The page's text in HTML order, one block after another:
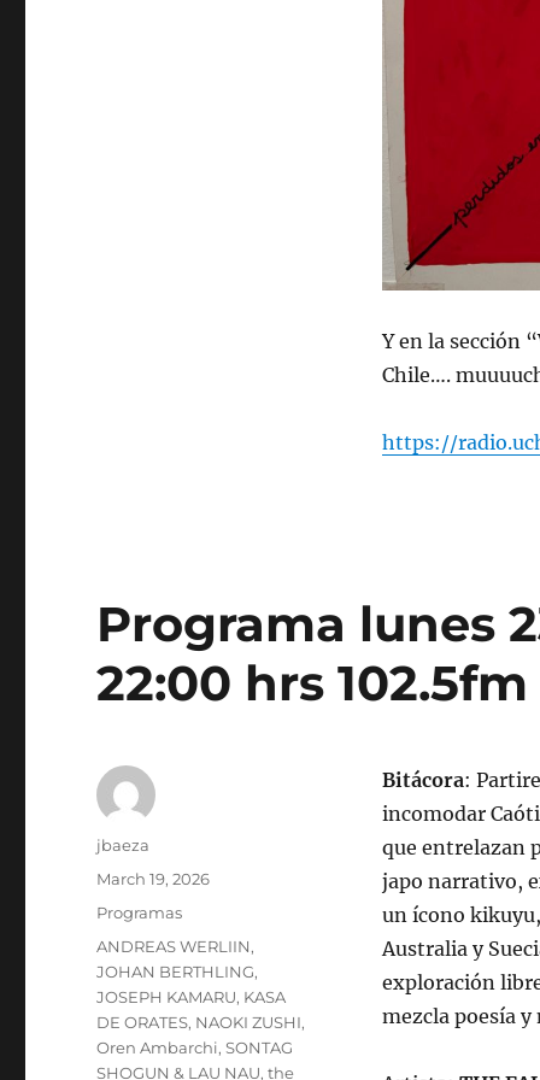
Y en la sección
Chile….
https://
Programa lunes
22:00 hrs
Bitácora:
incomodar
que entrelazan
japo narrativo,
un ícono
Australia y
exploración
mezcla poesía y
Author
jbaeza
Posted
March 19, 2026
Categories
Programas
Tags
ANDREAS WERLIIN,
JOHAN BERTHLING,
JOSEPH KAMARU, KASA
DE ORATES, NAOKI ZUSHI,
Oren Ambarchi,SONTAG
SHOGUN & LAU NAU,the